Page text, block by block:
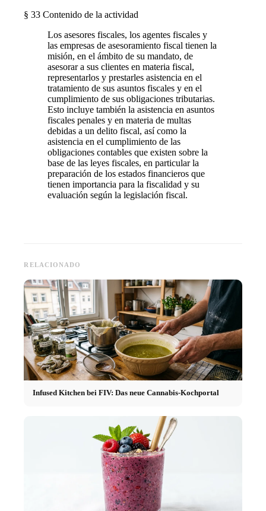
§ 33 Contenido de la actividad
Los asesores fiscales, los agentes fiscales y
las empresas de asesoramiento fiscal tienen la
misión, en el ámbito de su mandato, de
asesorar a sus clientes en materia fiscal,
representarlos y prestarles asistencia en el
tratamiento de sus asuntos fiscales y en el
cumplimiento de sus obligaciones tributarias.
Esto incluye también la asistencia en asuntos
fiscales penales y en materia de multas
debidas a un delito fiscal, así como la
asistencia en el cumplimiento de las
obligaciones contables que existen sobre la
base de las leyes fiscales, en particular la
preparación de los estados financieros que
tienen importancia para la fiscalidad y su
evaluación según la legislación fiscal.
RELACIONADO
Infused Kitchen bei FIV: Das neue Cannabis-Kochportal